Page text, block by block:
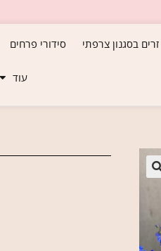
זרים בסגנון צרפתי סידורי פרחים
עוד